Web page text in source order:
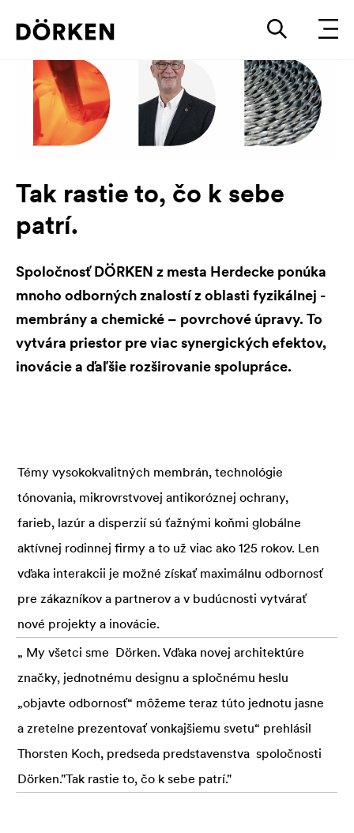
Tak rastie to, čo k sebe
patrí.
Spoločnosť DÖRKEN z mesta Herdecke ponúka
mnoho odborných znalostí z oblasti fyzikálnej -
membrány a chemické – povrchové úpravy. To
vytvára priestor pre viac synergických efektov,
inovácie a ďaľšie rozširovanie spolupráce.
Témy vysokokvalitných membrán, technológie
tónovania, mikrovrstvovej antikoróznej ochrany,
farieb, lazúr a disperzií sú ťažnými koňmi globálne
aktívnej rodinnej firmy a to už viac ako 125 rokov. Len
vďaka interakcii je možné získať maximálnu odbornosť
pre zákazníkov a partnerov a v budúcnosti vytvárať
nové projekty a inovácie.
„ My všetci sme Dörken. Vďaka novej architektúre
značky, jednotnému designu a spločnému heslu
„objavte odbornosť“ môžeme teraz túto jednotu jasne
a zretelne prezentovať vonkajšiemu svetu“ prehlásil
Thorsten Koch, predseda predstavenstva spoločnosti
Dörken."Tak rastie to, čo k sebe patrí."